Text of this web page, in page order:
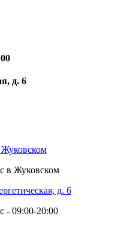
д. 6
в Жуковском
д. 6
- 09:00-20:00